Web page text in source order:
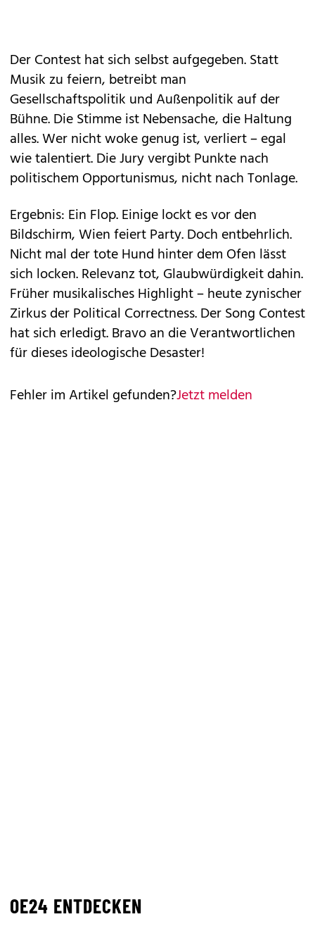
Der Contest hat sich selbst aufgegeben. Statt
Musik zu feiern, betreibt man
Gesellschaftspolitik und Außenpolitik auf der
Bühne. Die Stimme ist Nebensache, die Haltung
alles. Wer nicht woke genug ist, verliert – egal
wie talentiert. Die Jury vergibt Punkte nach
politischem Opportunismus, nicht nach Tonlage.
Ergebnis: Ein Flop. Einige lockt es vor den
Bildschirm, Wien feiert Party. Doch entbehrlich.
Nicht mal der tote Hund hinter dem Ofen lässt
sich locken. Relevanz tot, Glaubwürdigkeit dahin.
Früher musikalisches Highlight – heute zynischer
Zirkus der Political Correctness. Der Song Contest
hat sich erledigt. Bravo an die Verantwortlichen
für dieses ideologische Desaster!
Fehler im Artikel gefunden?Jetzt melden
OE24 ENTDECKEN